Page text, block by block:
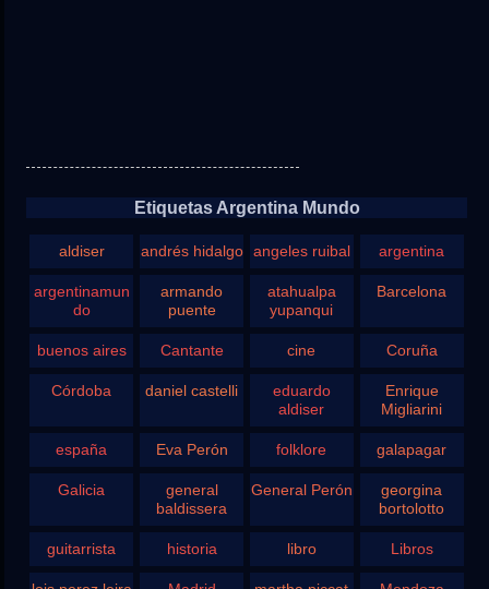
Etiquetas Argentina Mundo
aldiser andrés hidalgo angeles ruibal argentina
argentinamun
do
armando
puente
atahualpa
yupanqui
Barcelona
buenos aires Cantante cine Coruña
Córdoba daniel castelli
eduardo
aldiser
Enrique
Migliarini
españa Eva Perón folklore galapagar
Galicia
general
baldissera
General Perón
georgina
bortolotto
guitarrista historia libro Libros